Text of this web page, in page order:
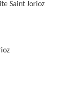
Saint Jorioz